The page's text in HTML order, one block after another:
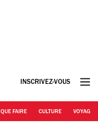
INSCRIVEZ-VOUS
QUE FAIRE CULTURE VOYAGE